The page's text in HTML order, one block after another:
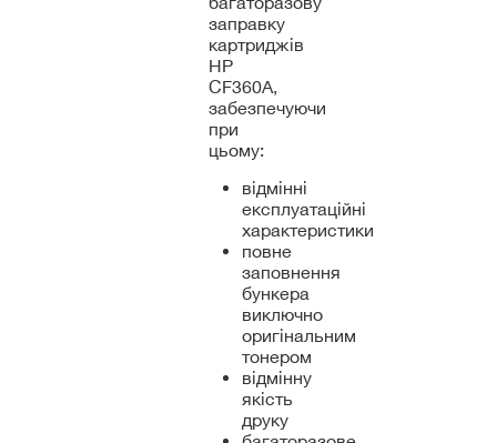
заправку
картриджів
HP
CF360A,
забезпечуючи
при
цьому:
відмінні
експлуатаційні
характеристики
повне
заповнення
бункера
виключно
оригінальним
тонером
відмінну
якість
друку